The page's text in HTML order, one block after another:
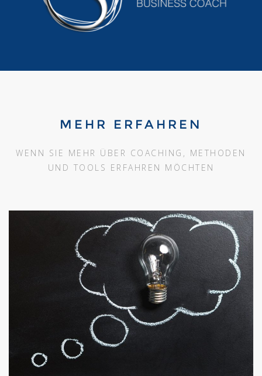
MEHR ERFAHREN
WENN SIE MEHR ÜBER COACHING, METHODEN
UND TOOLS ERFAHREN MÖCHTEN